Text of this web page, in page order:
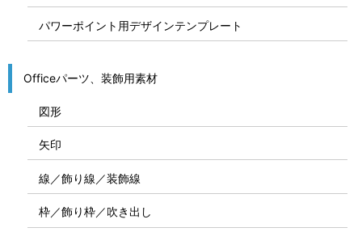
パワーポイント用デザインテンプレート
Officeパーツ、装飾用素材
図形
矢印
線／飾り線／装飾線
枠／飾り枠／吹き出し